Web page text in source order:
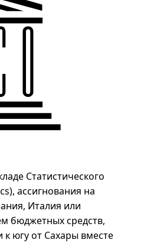
Статистического
), ассигнования на
Италия или
бюджетных средств,
к югу от Сахары вместе